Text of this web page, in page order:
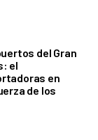
del Gran
el
en
de los